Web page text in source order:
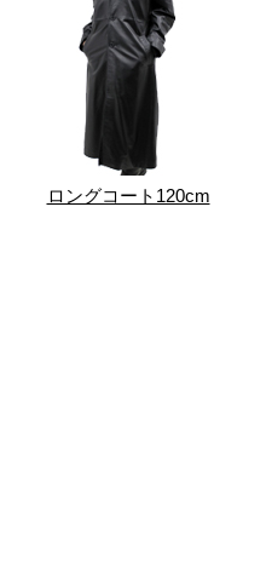
ロングコート120cm